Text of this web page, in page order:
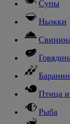
Супы
Ньокки
Птица
Рыба